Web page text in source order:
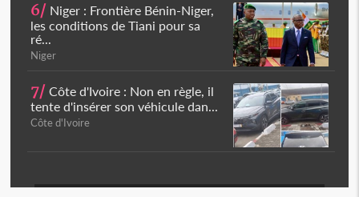
6/ Niger : Frontière Bénin-Niger,
les conditions de Tiani pour sa
ré...
Niger
7/ Côte d'Ivoire : Non en règle, il
tente d'insérer son véhicule dan...
Côte d'Ivoire